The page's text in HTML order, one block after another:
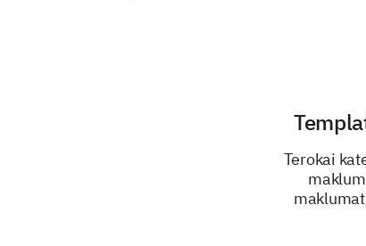
Terokai